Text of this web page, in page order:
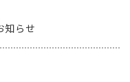
知らせ